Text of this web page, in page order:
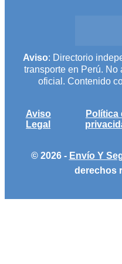
Aviso: Directorio
transporte en Perú.
oficial. Contenido
Aviso
Legal
Política
© 2026 - Envío Y
derechos